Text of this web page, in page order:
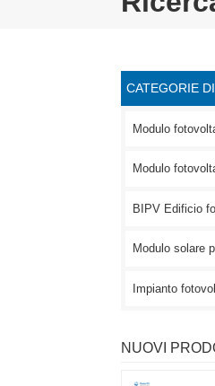
CATEGORIE
Modulo
Modulo
BIPV Edificio
Modulo solare
Impianto
NUOVI